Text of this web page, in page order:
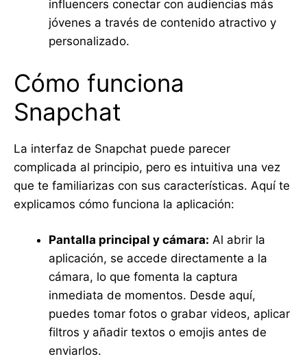
influencers conectar con audiencias más
jóvenes a través de contenido atractivo y
personalizado.
Cómo funciona
Snapchat
La interfaz de Snapchat puede parecer
complicada al principio, pero es intuitiva una vez
que te familiarizas con sus características. Aquí te
explicamos cómo funciona la aplicación:
Pantalla principal y cámara: Al abrir la
aplicación, se accede directamente a la
cámara, lo que fomenta la captura
inmediata de momentos. Desde aquí,
puedes tomar fotos o grabar videos, aplicar
filtros y añadir textos o emojis antes de
enviarlos.